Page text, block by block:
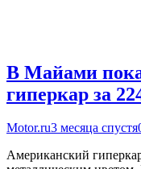
В Майами
гиперкар за
Motor.ru3 месяца спустя
Американский